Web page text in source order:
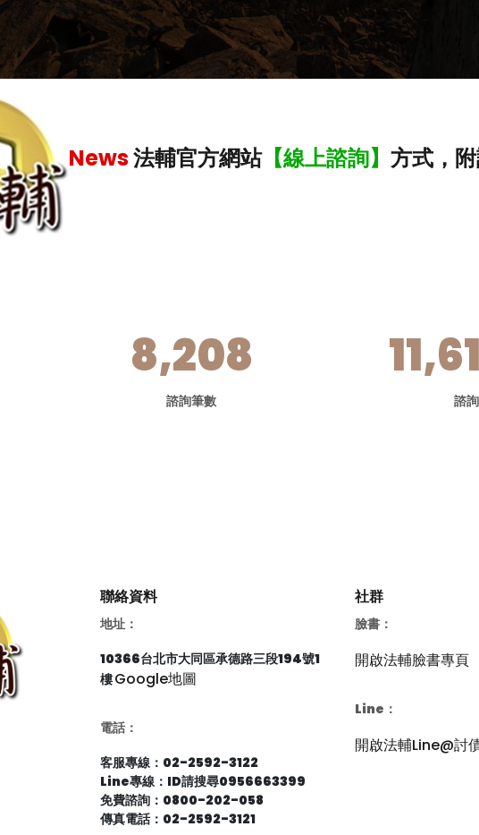
News法輔官方網站【線上諮詢】 方式，附
8,208
諮詢筆數 諮
聯絡資料
地址：
10366台北市大同區承德路三段194號1
樓Google地圖
電話：
客服專線：02-2592-3122
Line專線：ID請搜尋0956663399
免費諮詢：0800-202-058
傳真電話：02-2592-3121
社群
臉書：
開啟法輔臉書專頁
Line：
開啟法輔Line@討